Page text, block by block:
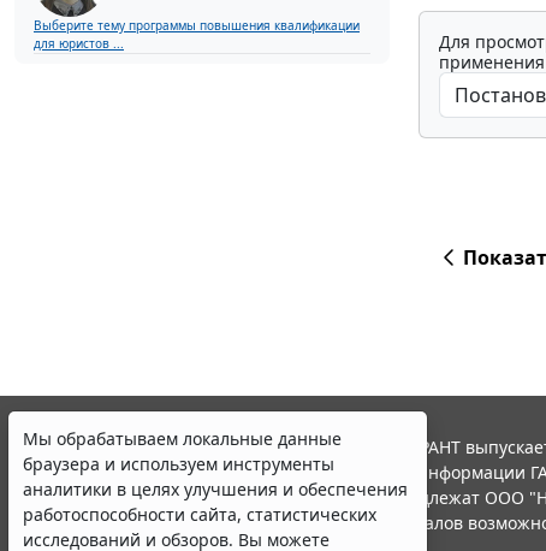
Выберите тему программы повышения квалификации
для юристов ...
Для
применения
Мы обрабатываем локальные данные
браузера и используем инструменты
аналитики в целях улучшения и обеспечения
работоспособности сайта, статистических
исследований и обзоров. Вы можете
© ООО "НПП "ГАРАНТ-СЕРВИС", 2026. Система ГАРАНТ
участниками Российской ассоциации правовой информации
Все права на материалы сайта ГАРАНТ.РУ принадлежат ООО
Полное или частичное воспроизведение материалов